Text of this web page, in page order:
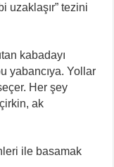
uzaklaşır” tezini
kabadayı
yabancıya. Yollar
Her şey
ak
ile basamak